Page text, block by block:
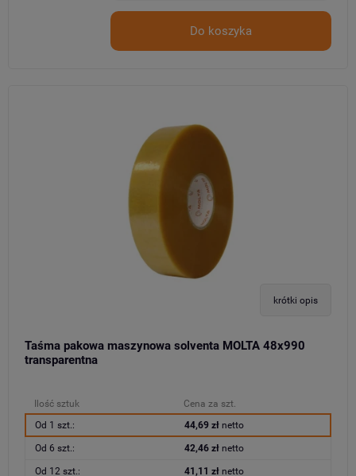
Do koszyka
krótki opis
Taśma pakowa maszynowa solventa MOLTA 48x990
transparentna
Ilość sztuk
Cena za szt.
Od 1 szt.:
44,69 złnetto
Od 6 szt.: 42,46 złnetto
Od 12 szt.: 41,11 złnetto